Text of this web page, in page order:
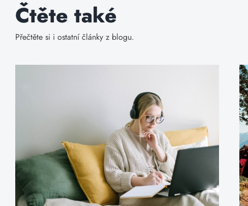
Čtěte také
Přečtěte si i ostatní články z blogu.